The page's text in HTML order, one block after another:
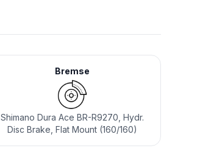
Bremse
Shimano Dura Ace BR-R9270, Hydr.
Disc Brake, Flat Mount (160/160)